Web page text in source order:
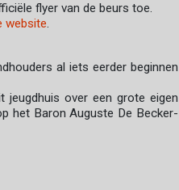
flyer van de beurs toe.
website.
al iets eerder beginnen
over een grote eigen
het Baron Auguste De Becker-